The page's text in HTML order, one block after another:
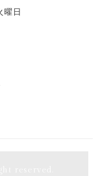
曜日
reserved.